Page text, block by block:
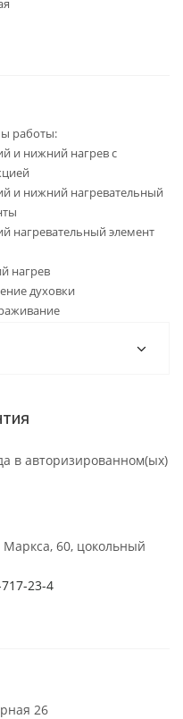
работы:
и нижний нагрев с
и нижний нагревательный
нагревательный элемент
нагрев
духовки
в авторизированном(ых)
Маркса, 60, цокольный
23-4
26